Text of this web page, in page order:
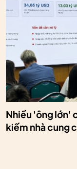
Nhiều 'ông lớn'
kiếm nhà cung